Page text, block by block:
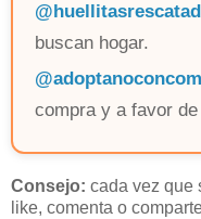
buscan hogar.
compra y a favor
Consejo: cada vez que
like, comenta o